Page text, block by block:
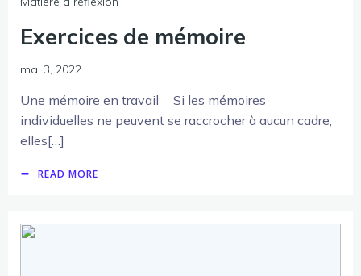
Exercices de mémoire
mai 3, 2022
Une mémoire en travail Si les mémoires
individuelles ne peuvent se raccrocher à aucun cadre,
elles[…]
READ MORE